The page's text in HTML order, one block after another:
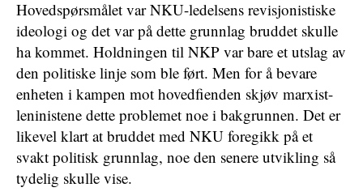
Hovedspørsmålet var NKU-ledelsens revisjonistiske
ideologi og det var på dette grunnlag bruddet skulle
ha kommet. Holdningen til NKP var bare et utslag av
den politiske linje som ble ført. Men for å bevare
enheten i kampen mot hovedfienden skjøv marxist-
leninistene dette problemet noe i bakgrunnen. Det er
likevel klart at bruddet med NKU foregikk på et
svakt politisk grunnlag, noe den senere utvikling så
tydelig skulle vise.